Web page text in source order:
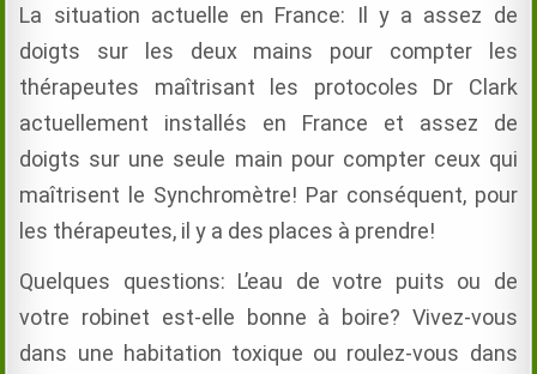
La situation actuelle en France: Il y a assez de
doigts sur les deux mains pour compter les
thérapeutes maîtrisant les protocoles Dr Clark
actuellement installés en France et assez de
doigts sur une seule main pour compter ceux qui
maîtrisent le Synchromètre! Par conséquent, pour
les thérapeutes, il y a des places à prendre!
Quelques questions: L’eau de votre puits ou de
votre robinet est-elle bonne à boire? Vivez-vous
dans une habitation toxique ou roulez-vous dans